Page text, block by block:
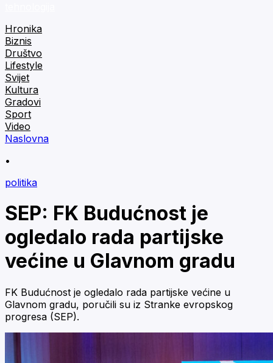
Hronika
Biznis
Društvo
Lifestyle
Svijet
Kultura
Gradovi
Sport
Video
Naslovna
•
politika
SEP: FK Budućnost je
ogledalo rada partijske
većine u Glavnom gradu
FK Budućnost je ogledalo rada partijske većine u
Glavnom gradu, poručili su iz Stranke evropskog
progresa (SEP).